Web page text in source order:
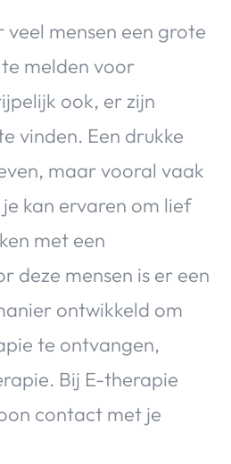
veel mensen een grote
melden voor
ook, er zijn
vinden. Een drukke
maar vooral vaak
kan ervaren om lief
met een
deze mensen is er een
ontwikkeld om
te ontvangen,
Bij E-therapie
contact met je